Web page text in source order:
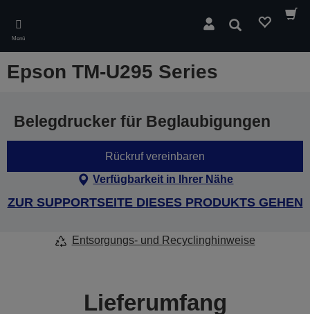
main
content
Menü
Suchen
Epson TM-U295 Series
Belegdrucker für Beglaubigungen
Rückruf vereinbaren
Verfügbarkeit in Ihrer Nähe
ZUR SUPPORTSEITE DIESES PRODUKTS GEHEN
Entsorgungs- und Recyclinghinweise
Lieferumfang